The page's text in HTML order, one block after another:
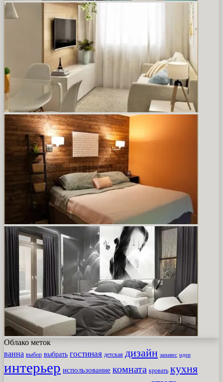
Облако меток
ванна выбор выбрать гостиная детская дизайн занавес идеи
интерьер использование комната кровать кухня